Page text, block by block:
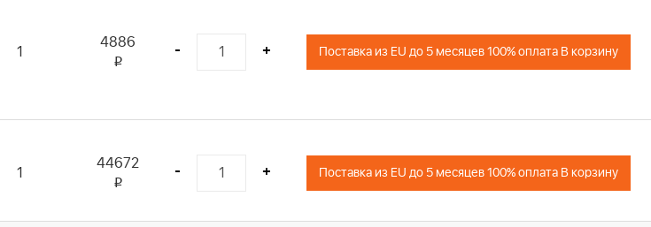
1 4886
i
- + Поставка из EU до 5 месяцев 100% оплата В корзину
1 44672
i
- + Поставка из EU до 5 месяцев 100% оплата В корзину